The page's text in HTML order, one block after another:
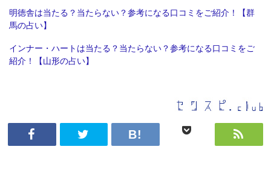
明徳舎は当たる？当たらない？参考になる口コミをご紹介！【群
馬の占い】
インナー・ハートは当たる？当たらない？参考になる口コミをご
紹介！【山形の占い】